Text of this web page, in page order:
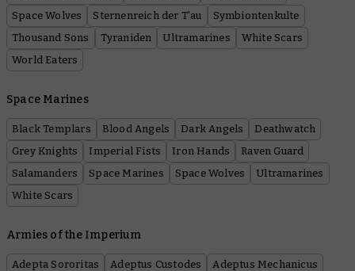
Space Wolves
Sternenreich der T'au
Symbiontenkulte
Thousand Sons
Tyraniden Ultramarines
White Scars
World Eaters
Space Marines
Black Templars Blood Angels Dark Angels
Deathwatch
Grey Knights
Imperial Fists Iron Hands
Raven Guard
Salamanders
Space Marines Space Wolves
Ultramarines
White Scars
Armies of the Imperium
Adepta Sororitas Adeptus Custodes
Adeptus Mechanicus